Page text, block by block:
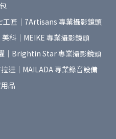
工匠｜7Artisans 專業攝影鏡頭
美科｜MEIKE 專業攝影鏡頭
｜Brightin Star 專業攝影鏡頭
達｜MAILADA 專業錄音設備
品